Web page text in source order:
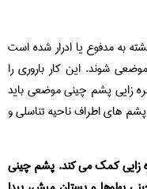
به مدفوع یا ادرار شده است
شوند. این کار باروری را
تا 6 هفته پیش از بره زایی پشم چینی موضعی باید
های اطراف ناحیه تناسلی و
زایی کمک می کند. پشم چینی